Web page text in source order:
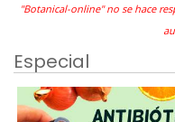
"Botanical-online" no se hace
Especial